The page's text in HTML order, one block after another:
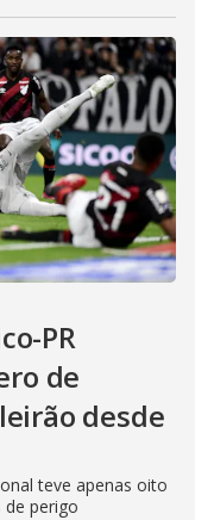
PR
de
desde
teve apenas oito
de perigo